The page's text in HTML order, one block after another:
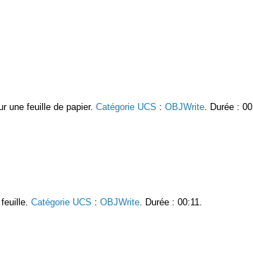
une feuille de papier. Catégorie UCS : OBJWrite . Durée :
Catégorie UCS : OBJWrite . Durée : 00:11.